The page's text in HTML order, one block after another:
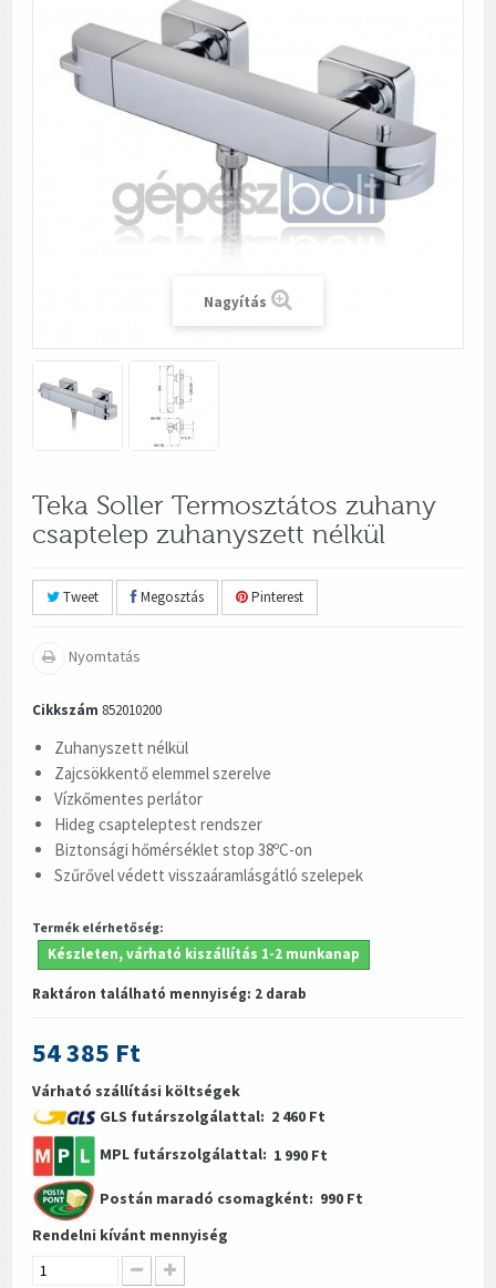
Nagyítás
Teka Soller Termosztátos zuhany
csaptelep zuhanyszett nélkül
Tweet Megosztás Pinterest
Nyomtatás
Cikkszám 852010200
Zuhanyszett nélkül
Zajcsökkentő elemmel szerelve
Vízkőmentes perlátor
Hideg csapteleptest rendszer
Biztonsági hőmérséklet stop 38ºC-on
Szűrővel védett visszaáramlásgátló szelepek
Termék elérhetőség:
Készleten, várható kiszállítás 1-2 munkanap
Raktáron található mennyiség: 2 darab
54 385 Ft
Várható szállítási költségek
GLS futárszolgálattal: 2 460 Ft
MPL futárszolgálattal: 1 990 Ft
Postán maradó csomagként: 990 Ft
Rendelni kívánt mennyiség